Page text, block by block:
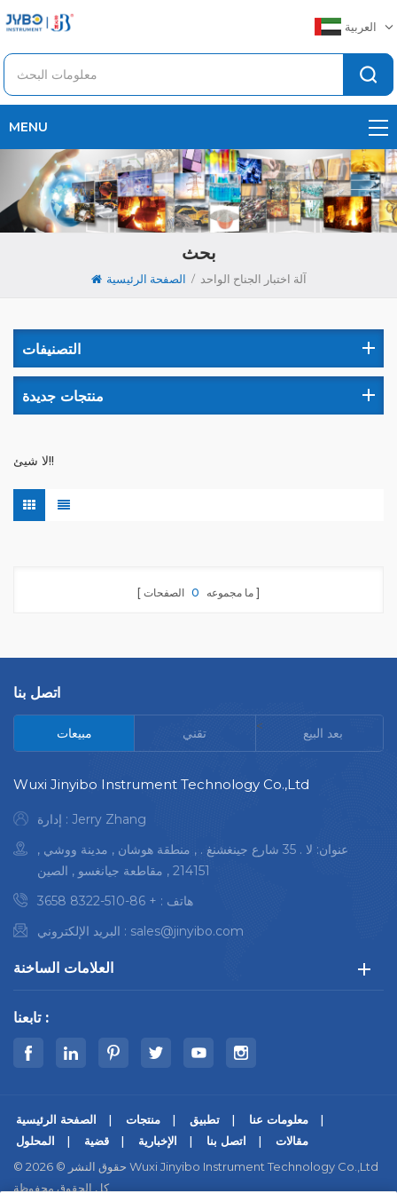
العربية
MENU
بحث
الصفحة الرئيسية / آلة اختبار الجناح الواحد
التصنيفات
منتجات جديدة
لا شيئ!!
ما مجموعه 0 الصفحات
اتصل بنا
مبيعات تقني < بعد البيع
Wuxi Jinyibo Instrument Technology Co.,Ltd
إدارة : Jerry Zhang
عنوان: لا . 35 شارع جينغشنغ . , منطقة هوشان , مدينة ووشي ,
214151 , مقاطعة جيانغسو , الصين
هاتف : + 86-510-8322 3658
البريد الإلكتروني : sales@jinyibo.com
العلامات الساخنة
تابعنا :
الصفحة الرئيسية منتجات تطبيق
معلومات عنا
المحلول
قضية الإخبارية اتصل بنا
مقالات
© حقوق النشر © 2026 Wuxi Jinyibo Instrument Technology Co.,Ltd
كل الحقوق محفوظة.